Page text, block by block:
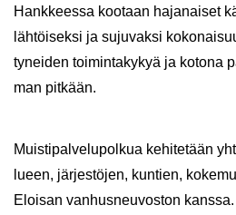
Hank­kees­sa koo­taan ha­ja­nai­set
läh­töi­sek­si ja su­ju­vak­si
ty­nei­den toi­min­ta­ky­kyä ja ko­to­na
man pit­kään.
Muis­ti­pal­ve­lu­pol­kua ke­hi­te­tään
lu­een, jär­jes­tö­jen, kun­tien,
Eloi­san van­hus­neu­vos­ton